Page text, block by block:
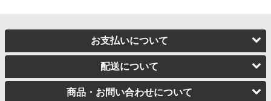
お支払いについて
配送について
商品・お問い合わせについて